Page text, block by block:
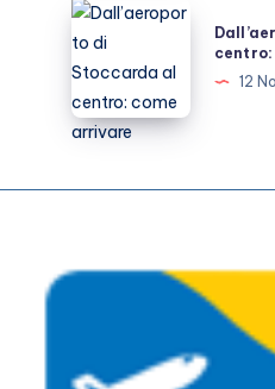
Dall’aeroporto
di
Stoccarda
al
centro:
arrivare
12